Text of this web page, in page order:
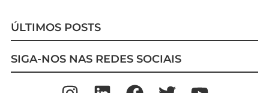
ÚLTIMOS POSTS
SIGA-NOS NAS REDES SOCIAIS